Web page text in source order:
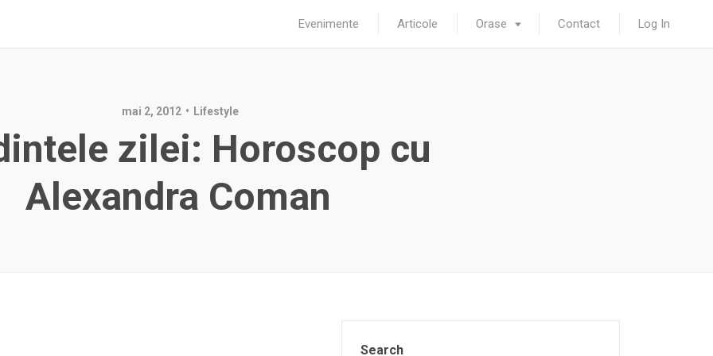
Evenimente Articole Orase Contact Log In
mai 2, 2012 Lifestyle
zilei: Horoscop cu
Alexandra Coman
Search